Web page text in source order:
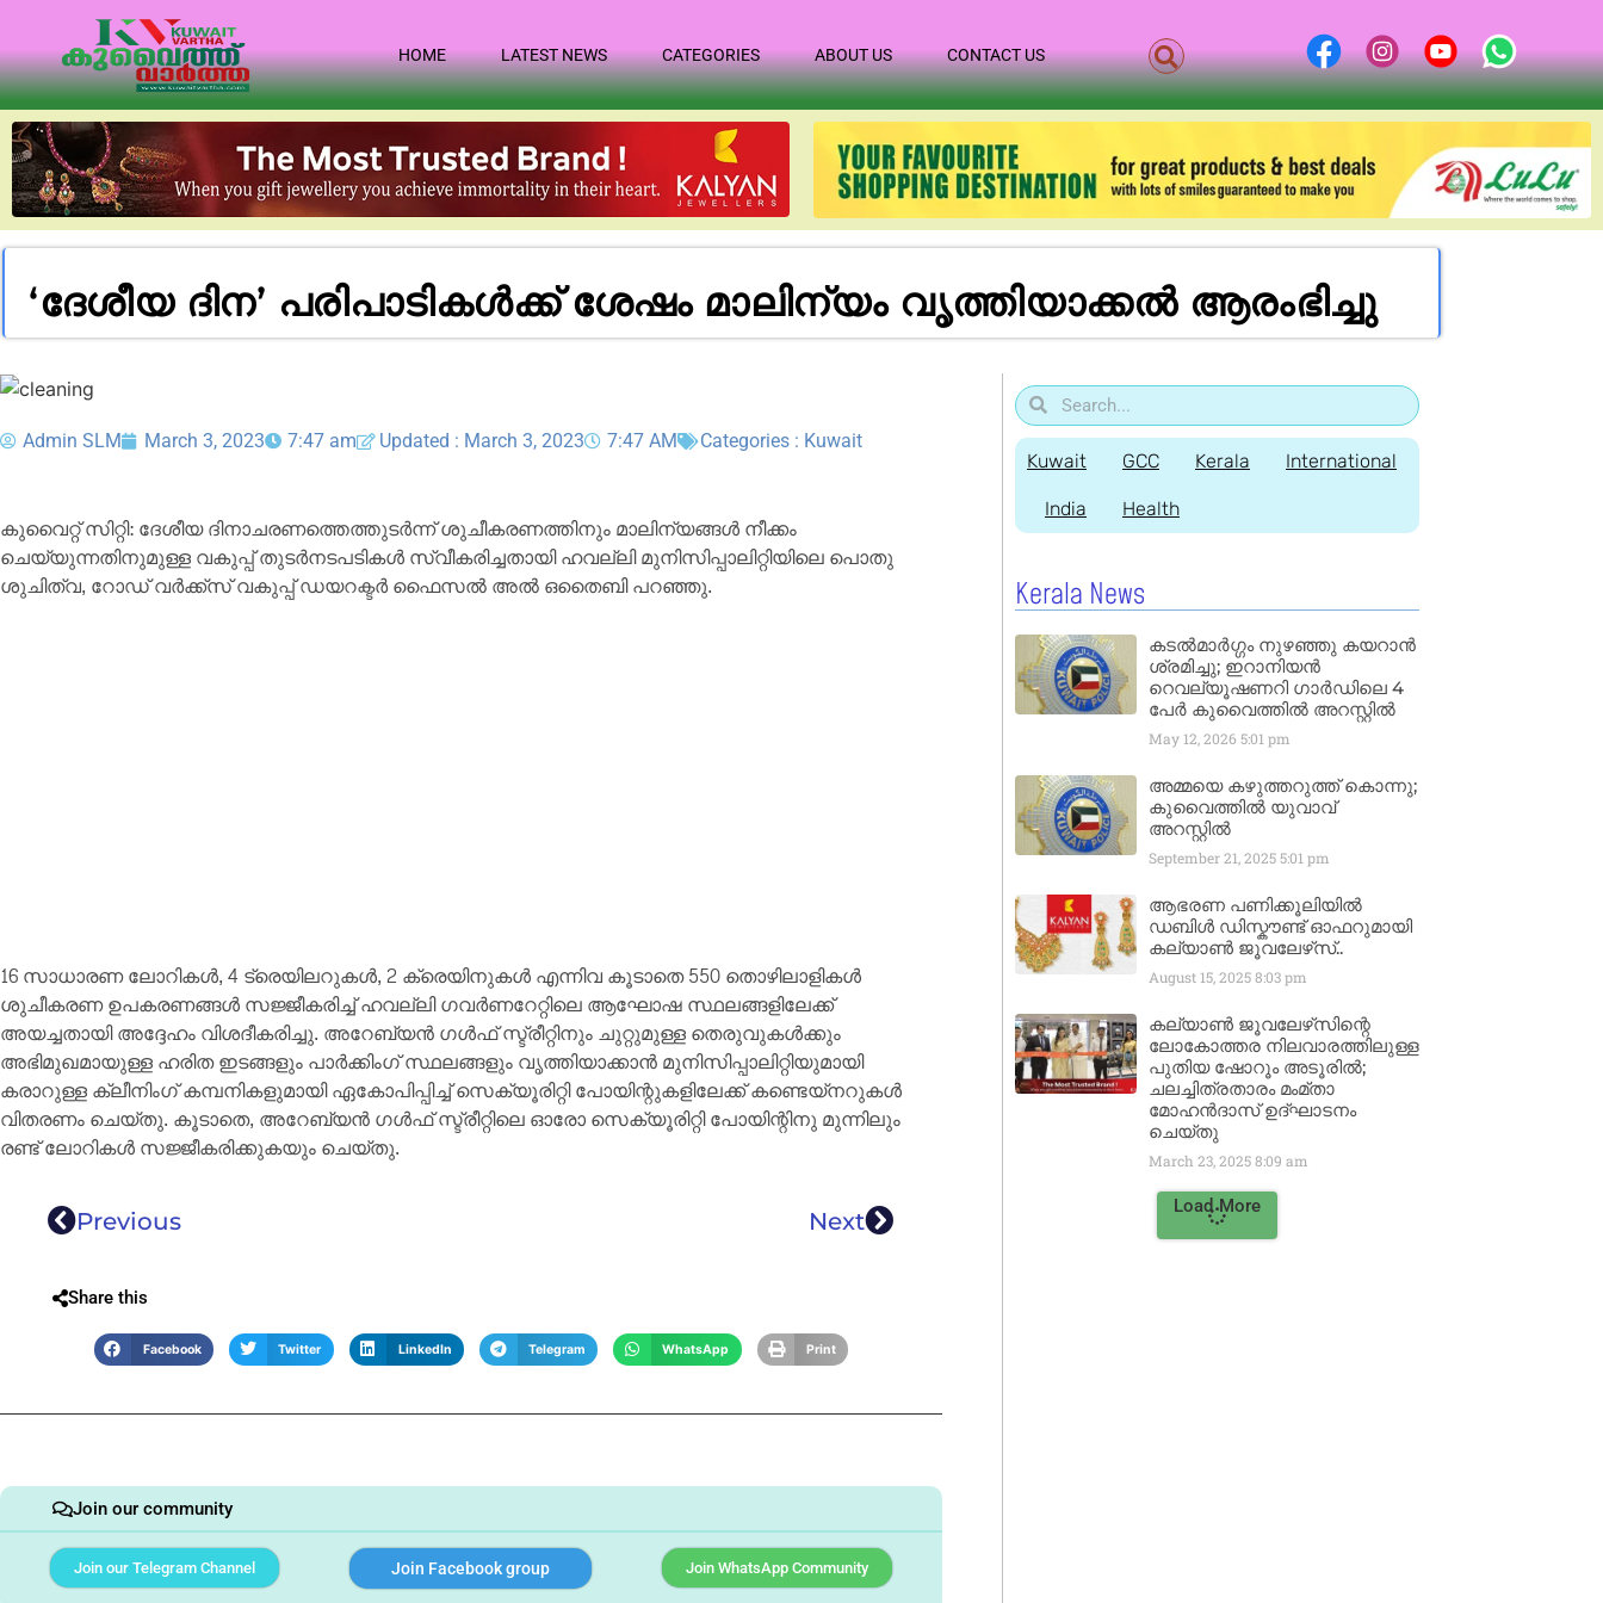
HOME LATEST NEWS CATEGORIES ABOUT US CONTACT US
‘ദേശീയ ദിന’ പരിപാടികൾക്ക് ശേഷം മാലിന്യം വൃത്തിയാക്കൽ ആരംഭിച്ചു
Admin SLM March 3, 2023 7:47 am Updated : March 3, 2023 7:47 AM Categories : Kuwait
കുവൈറ്റ് സിറ്റി: ദേശീയ ദിനാചരണത്തെത്തുടർന്ന് ശുചീകരണത്തിനും മാലിന്യങ്ങൾ നീക്കം
ചെയ്യുന്നതിനുമുള്ള വകുപ്പ് തുടർനടപടികൾ സ്വീകരിച്ചതായി ഹവല്ലി മുനിസിപ്പാലിറ്റിയിലെ പൊതു
ശുചിത്വ, റോഡ് വർക്ക്സ് വകുപ്പ് ഡയറക്ടർ ഫൈസൽ അൽ ഒതൈബി പറഞ്ഞു.
16 സാധാരണ ലോറികൾ, 4 ട്രെയിലറുകൾ, 2 ക്രെയിനുകൾ എന്നിവ കൂടാതെ 550 തൊഴിലാളികൾ
ശുചീകരണ ഉപകരണങ്ങൾ സജ്ജീകരിച്ച് ഹവല്ലി ഗവർണറേറ്റിലെ ആഘോഷ സ്ഥലങ്ങളിലേക്ക്
അയച്ചതായി അദ്ദേഹം വിശദീകരിച്ചു. അറേബ്യൻ ഗൾഫ് സ്ട്രീറ്റിനും ചുറ്റുമുള്ള തെരുവുകൾക്കും
അഭിമുഖമായുള്ള ഹരിത ഇടങ്ങളും പാർക്കിംഗ് സ്ഥലങ്ങളും വൃത്തിയാക്കാൻ മുനിസിപ്പാലിറ്റിയുമായി
കരാറുള്ള ക്ലീനിംഗ് കമ്പനികളുമായി ഏകോപിപ്പിച്ച് സെക്യൂരിറ്റി പോയിന്റുകളിലേക്ക് കണ്ടെയ്നറുകൾ
വിതരണം ചെയ്തു. കൂടാതെ, അറേബ്യൻ ഗൾഫ് സ്ട്രീറ്റിലെ ഓരോ സെക്യൂരിറ്റി പോയിന്റിനു മുന്നിലും
രണ്ട് ലോറികൾ സജ്ജീകരിക്കുകയും ചെയ്തു.
Previous Next
Share this
Facebook Twitter LinkedIn Telegram WhatsApp Print
Join our community
Join our Telegram Channel Join Facebook group Join WhatsApp Community
Kuwait GCC Kerala International
India Health
Kerala News
കടൽമാർഗ്ഗം നുഴഞ്ഞു കയറാൻ
ശ്രമിച്ചു; ഇറാനിയൻ
റെവല്യൂഷണറി ഗാർഡിലെ 4
പേർ കുവൈത്തിൽ അറസ്റ്റിൽ
May 12, 2026 5:01 pm
അമ്മയെ കഴുത്തറുത്ത് കൊന്നു;
കുവൈത്തിൽ യുവാവ്
അറസ്റ്റിൽ
September 21, 20255:01 pm
ആഭരണ പണിക്കൂലിയിൽ
ഡബിൾ ഡിസ്കൗണ്ട് ഓഫറുമായി
കല്യാൺ ജൂവലേഴ്‌സ്..
August 15, 20258:03 pm
കല്യാൺ ജൂവലേഴ്‌സിന്റെ
ലോകോത്തര നിലവാരത്തിലുള്ള
പുതിയ ഷോറൂം അടൂരിൽ;
ചലച്ചിത്രതാരം മംമ്താ
മോഹൻദാസ് ഉദ്ഘാടനം
ചെയ്‌തു
March 23, 20258:09 am
Load More